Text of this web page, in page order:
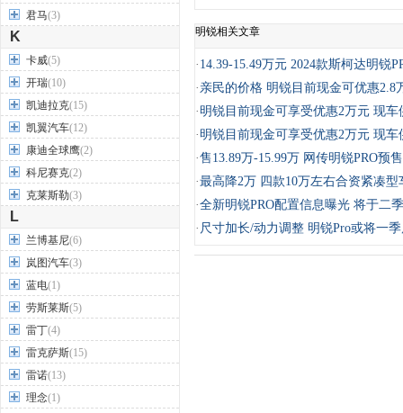
君马(3)
K
卡威(5)
开瑞(10)
凯迪拉克(15)
凯翼汽车(12)
康迪全球鹰(2)
科尼赛克(2)
克莱斯勒(3)
L
兰博基尼(6)
岚图汽车(3)
蓝电(1)
劳斯莱斯(5)
雷丁(4)
雷克萨斯(15)
雷诺(13)
理念(1)
明锐相关文章
· 14.39-15.49万元 2024款斯柯达明锐
·亲民的价格 明锐目前现金可优惠2.8
· 明锐目前现金可享受优惠2万元 现车
· 明锐目前现金可享受优惠2万元 现车
·售13.89万-15.99万 网传明锐PRO预
·最高降2万 四款10万左右合资紧凑型
·全新明锐PRO配置信息曝光 将于二
· 尺寸加长/动力调整 明锐Pro或将一